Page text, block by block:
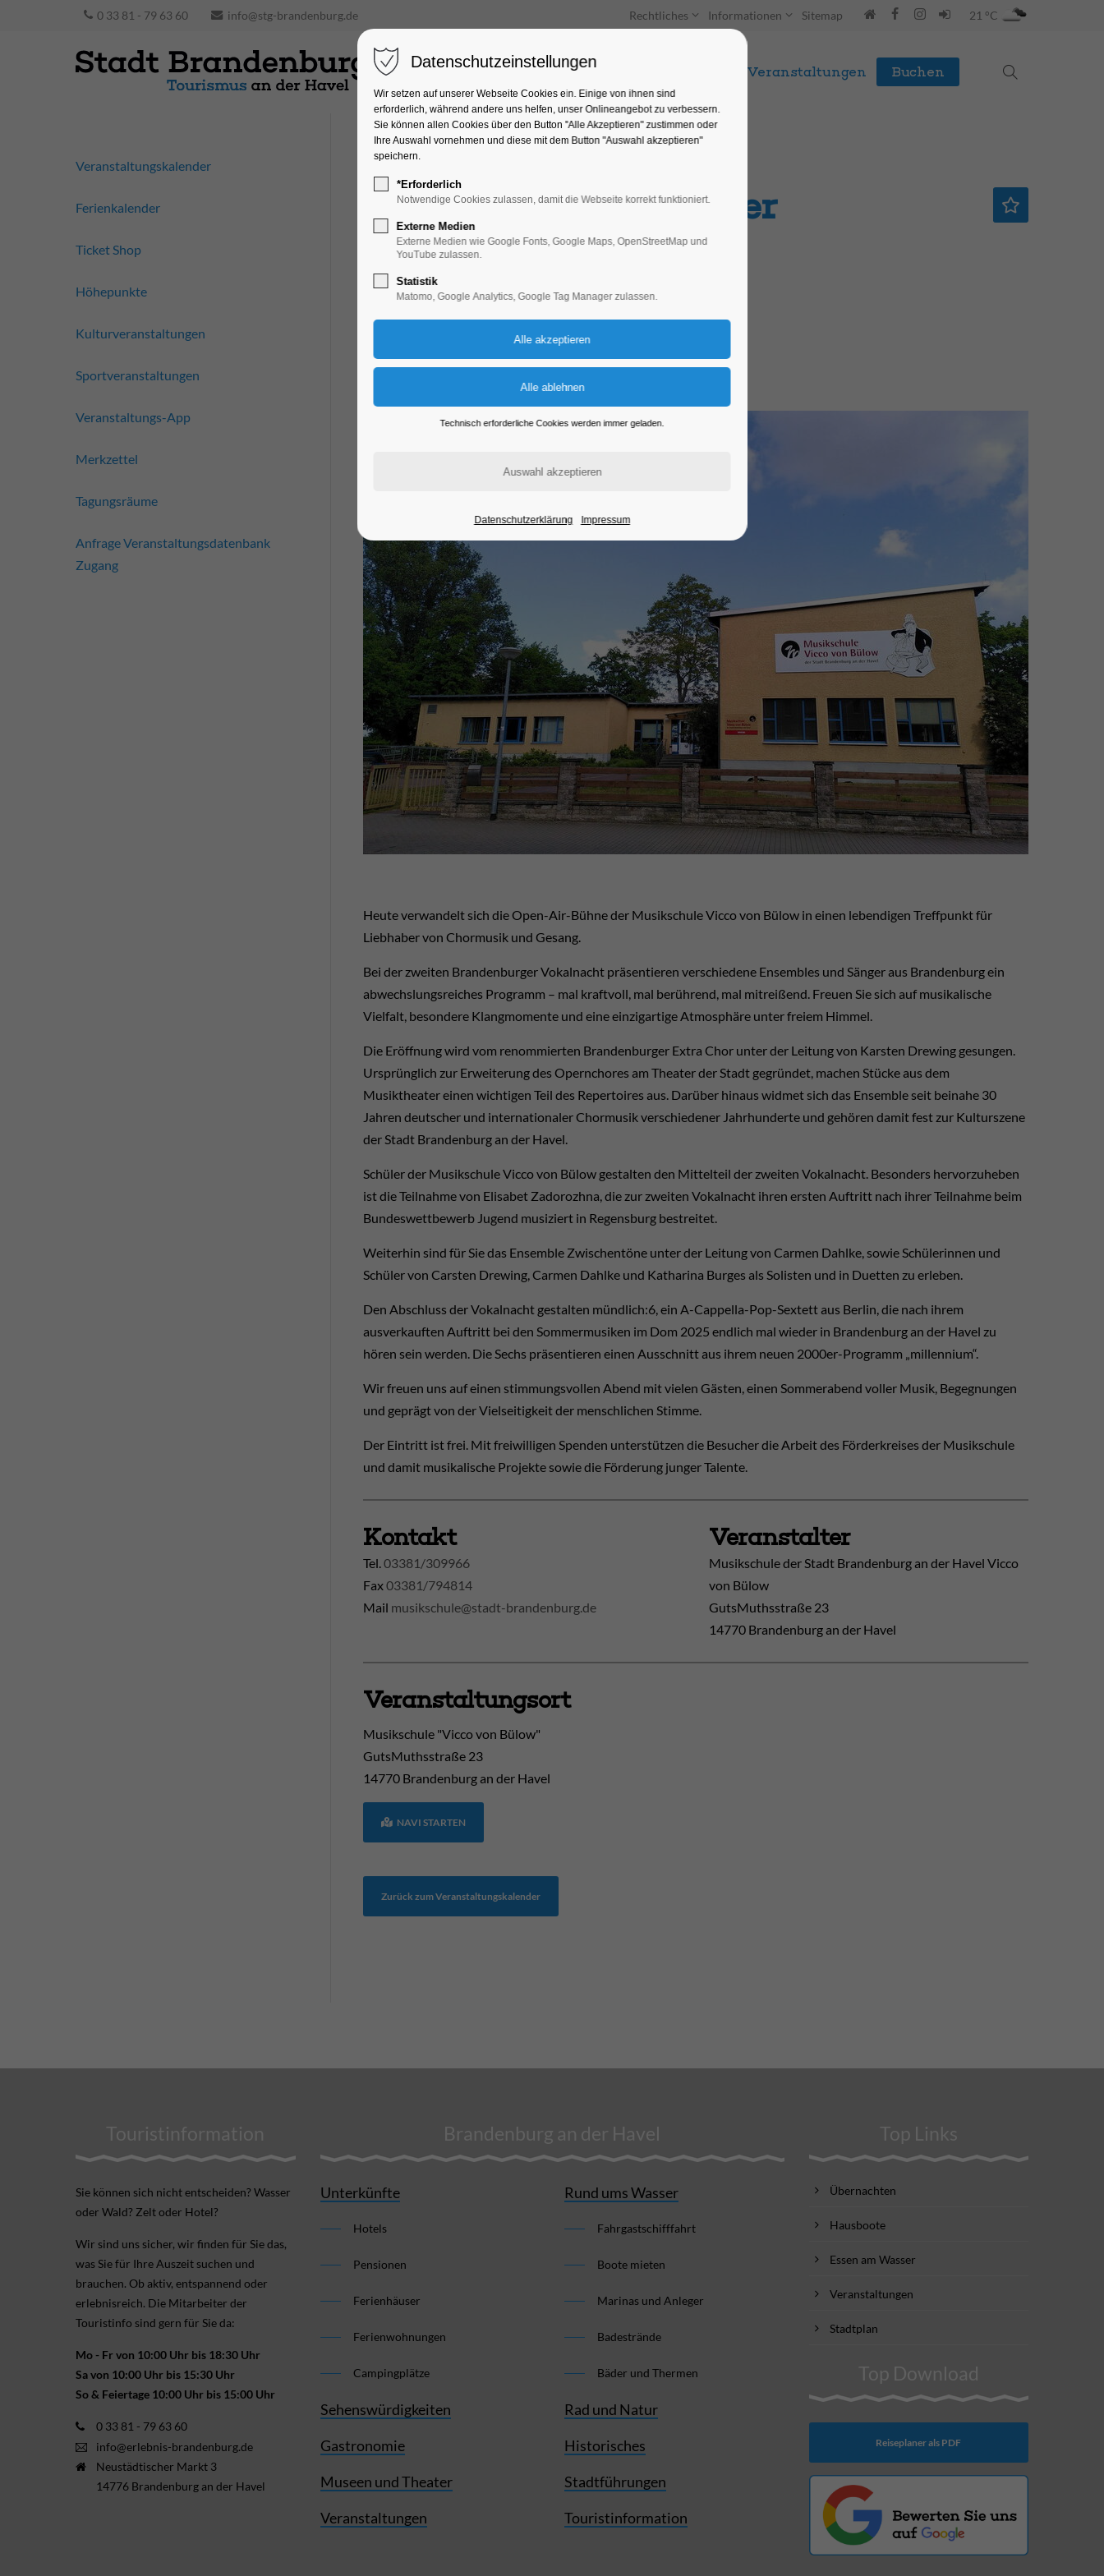
0 33 81 - 79 63 60 info@stg-brandenburg.de Rechtliches Informationen Sitemap 21 °C
Unterkünfte Entdecken & Erleben Veranstaltungen Buchen
Zweite Brandenburger
Vokalnacht
Kinder, Jugend, Konzert, Musik
06.06.2026, 18:00
Eintritt frei
Heute verwandelt sich die Open-Air-Bühne der Musikschule Vicco von Bülow in einen lebendigen Treffpunkt für
Liebhaber von Chormusik und Gesang.
Bei der zweiten Brandenburger Vokalnacht präsentieren verschiedene Ensembles und Sänger aus Brandenburg ein
abwechslungsreiches Programm – mal kraftvoll, mal berührend, mal mitreißend. Freuen Sie sich auf musikalische
Vielfalt, besondere Klangmomente und eine einzigartige Atmosphäre unter freiem Himmel.
Die Eröffnung wird vom renommierten Brandenburger Extra Chor unter der Leitung von Karsten Drewing gesungen.
Ursprünglich zur Erweiterung des Opernchores am Theater der Stadt gegründet, machen Stücke aus dem
Musiktheater einen wichtigen Teil des Repertoires aus. Darüber hinaus widmet sich das Ensemble seit beinahe 30
Jahren deutscher und internationaler Chormusik verschiedener Jahrhunderte und gehören damit fest zur Kulturszene
der Stadt Brandenburg an der Havel.
Schüler der Musikschule Vicco von Bülow gestalten den Mittelteil der zweiten Vokalnacht. Besonders hervorzuheben
ist die Teilnahme von Elisabet Zadorozhna, die zur zweiten Vokalnacht ihren ersten Auftritt nach ihrer Teilnahme beim
Bundeswettbewerb Jugend musiziert in Regensburg bestreitet.
Weiterhin sind für Sie das Ensemble Zwischentöne unter der Leitung von Carmen Dahlke, sowie Schülerinnen und
Schüler von Carsten Drewing, Carmen Dahlke und Katharina Burges als Solisten und in Duetten zu erleben.
Den Abschluss der Vokalnacht gestalten mündlich:6 , ein A-Cappella-Pop-Sextett aus Berlin, die nach ihrem
ausverkauften Auftritt bei den Sommermusiken im Dom 2025 endlich mal wieder in Brandenburg an der Havel zu
hören sein werden. Die Sechs präsentieren einen Ausschnitt aus ihrem neuen 2000er-Programm „millennium“.
Wir freuen uns auf einen stimmungsvollen Abend mit vielen Gästen, einen Sommerabend voller Musik, Begegnungen
und geprägt von der Vielseitigkeit der menschlichen Stimme.
Der Eintritt ist frei. Mit freiwilligen Spenden unterstützen die Besucher die Arbeit des Förderkreises der Musikschule
und damit musikalische Projekte sowie die Förderung junger Talente.
Kontakt
Tel. 03381/309966
Fax03381/794814
Mail musikschule@stadt-brandenburg.de
Veranstalter
Musikschule der Stadt Brandenburg an der Havel Vicco
von Bülow
GutsMuthsstraße 23
14770 Brandenburg an der Havel
Veranstaltungsort
Musikschule "Vicco von Bülow"
GutsMuthsstraße 23
14770 Brandenburg an der Havel
NAVI STARTEN
Zurück zum Veranstaltungskalender
Veranstaltungskalender
Ferienkalender
Ticket Shop
Höhepunkte
Kulturveranstaltungen
Sportveranstaltungen
Veranstaltungs-App
Merkzettel
Tagungsräume
Anfrage Veranstaltungsdatenbank
Zugang
Touristinformation
Sie können sich nicht ent­scheiden? Wasser
oder Wald? Zelt oder Hotel?
Wir sind uns sicher, wir finden für Sie das,
was Sie für Ihre Aus­zeit suchen und
brauchen. Ob aktiv, ent­spannend oder
erlebnis­reich. Die Mitarbeiter der
Touristinfo sind gern für Sie da:
Mo - Fr von 10:00 Uhr bis 18:30 Uhr
Sa von 10:00 Uhr bis 15:30 Uhr
So & Feiertage 10:00 Uhr bis 15:00 Uhr
0 33 81 - 79 63 60
info@erlebnis-brandenburg.de
Neustädtischer Markt 3
14776 Brandenburg an der Havel
Brandenburg an der Havel
Unterkünfte
Hotels
Pensionen
Ferienhäuser
Ferienwohnungen
Campingplätze
Sehenswürdigkeiten
Gastronomie
Museen und Theater
Veranstaltungen
Rund ums Wasser
Fahrgastschifffahrt
Boote mieten
Marinas und Anleger
Badestrände
Bäder und Thermen
Rad und Natur
Historisches
Stadtführungen
Touristinformation
Top Links
Übernachten
Hausboote
Essen am Wasser
Veranstaltungen
Stadtplan
Top Download
Reiseplaner als PDF
Datenschutzeinstellungen
Wir setzen auf unserer Webseite Cookies ein. Einige von ihnen sind
erforderlich, während andere uns helfen, unser Onlineangebot zu verbessern.
Sie können allen Cookies über den Button "Alle Akzeptieren" zustimmen oder
Ihre Auswahl vornehmen und diese mit dem Button "Auswahl akzeptieren"
speichern.
*Erforderlich
Notwendige Cookies zulassen, damit die Webseite korrekt funktioniert.
Externe Medien
Externe Medien wie Google Fonts, Google Maps, OpenStreetMap und
YouTube zulassen.
Statistik
Matomo, Google Analytics, Google Tag Manager zulassen.
Technisch erforderliche Cookies werden immer geladen.
Datenschutzerklärung Impressum